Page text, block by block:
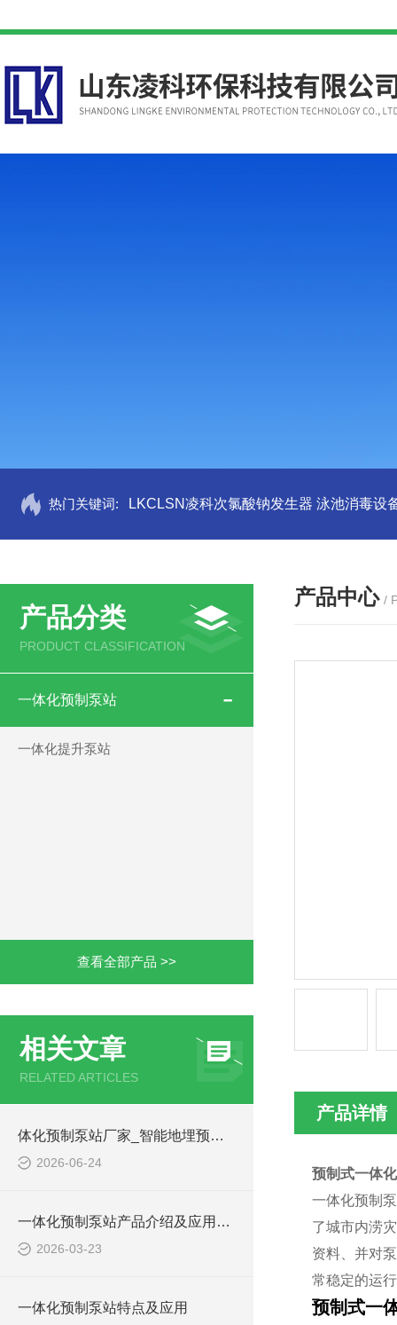
热门关键词: LKCLSN凌科次氯酸钠发生器 泳池消毒设
产品分类
PRODUCT CLASSIFICATION
一体化预制泵站
一体化提升泵站
查看全部产品 >>
相关文章
RELATED ARTICLES
体化预制泵站厂家_智能地埋预制泵站-凌科环保
2026-06-24
一体化预制泵站产品介绍及应用范围
2026-03-23
一体化预制泵站特点及应用
产品中心 /
产品详情
预制式一体
一体化预制
了城市内涝
资料、并对
常稳定的运
预制式一